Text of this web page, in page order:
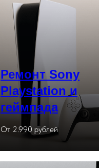
Ремонт Sony
Playstation и
геймпада
От 2.990 рублей